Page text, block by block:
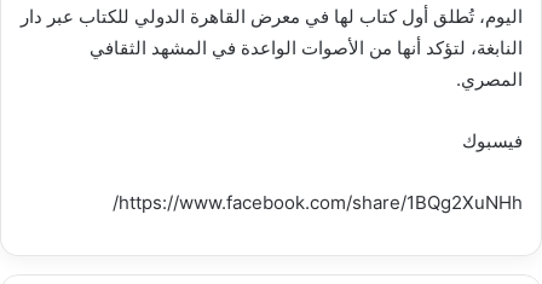
اليوم، تُطلق أول كتاب لها في معرض القاهرة الدولي للكتاب عبر دار
النابغة، لتؤكد أنها من الأصوات الواعدة في المشهد الثقافي
المصري.
فيسبوك
https://www.facebook.com/share/1BQg2XuNHh/